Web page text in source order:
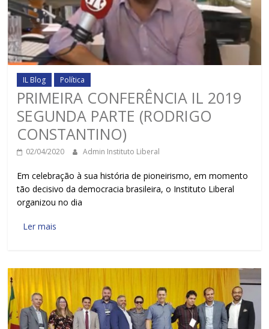
IL Blog Política
PRIMEIRA CONFERÊNCIA IL 2019
SEGUNDA PARTE (RODRIGO
CONSTANTINO)
02/04/2020 Admin Instituto Liberal
Em celebração à sua história de pioneirismo, em momento
tão decisivo da democracia brasileira, o Instituto Liberal
organizou no dia
Ler mais